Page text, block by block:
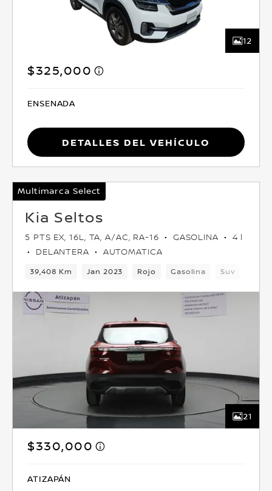
12
$325,000
ENSENADA
Detalles del vehículo
Multimarca Select
Kia Seltos
5 PTS EX, 16L, TA, A/AC, RA-16 GASOLINA
4 l
DELANTERA
AUTOMATICA
39,408 Km Jan 2023 Rojo Gasolina Suv
21
$330,000
ATIZAPÁN